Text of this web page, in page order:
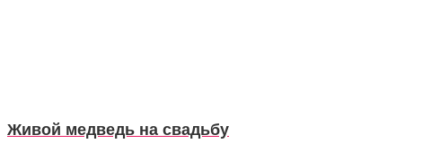
Живой медведь на свадьбу